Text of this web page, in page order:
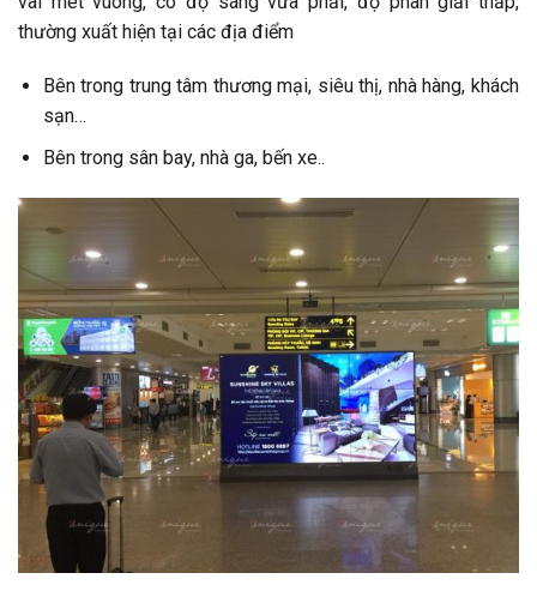
thường xuất hiện tại các địa điểm
Bên trong trung tâm thương mại, siêu thị, nhà hàng, khách
sạn…
Bên trong sân bay, nhà ga, bến xe..